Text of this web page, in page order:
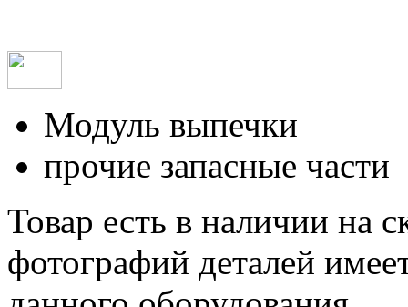
Модуль выпечки
прочие запасные части
Товар есть в наличии на
фотографий деталей